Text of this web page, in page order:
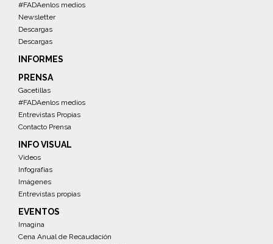
#FADAenlos medios
Newsletter
Descargas
Descargas
INFORMES
PRENSA
Gacetillas
#FADAenlos medios
Entrevistas Propias
Contacto Prensa
INFO VISUAL
Videos
Infografías
Imágenes
Entrevistas propias
EVENTOS
Imagina
Cena Anual de Recaudación